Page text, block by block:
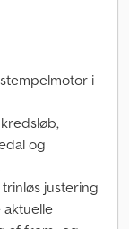
i
og
justering